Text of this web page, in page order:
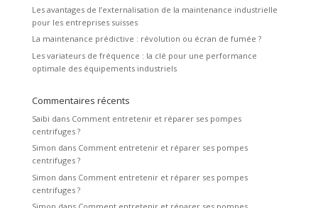
Les avantages de l’externalisation de la maintenance industrielle
pour les entreprises suisses
La maintenance prédictive : révolution ou écran de fumée ?
Les variateurs de fréquence : la clé pour une performance
optimale des équipements industriels
Commentaires récents
Saibi dans Comment entretenir et réparer ses pompes
centrifuges ?
Simon dans Comment entretenir et réparer ses pompes
centrifuges ?
Simon dans Comment entretenir et réparer ses pompes
centrifuges ?